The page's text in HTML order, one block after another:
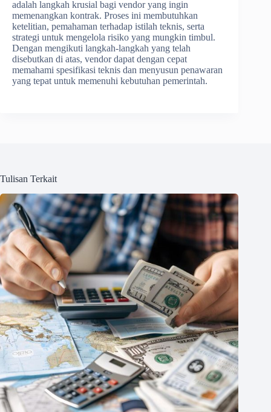
adalah langkah krusial bagi vendor yang ingin
memenangkan kontrak. Proses ini membutuhkan
ketelitian, pemahaman terhadap istilah teknis, serta
strategi untuk mengelola risiko yang mungkin timbul.
Dengan mengikuti langkah-langkah yang telah
disebutkan di atas, vendor dapat dengan cepat
memahami spesifikasi teknis dan menyusun penawaran
yang tepat untuk memenuhi kebutuhan pemerintah.
Tulisan Terkait